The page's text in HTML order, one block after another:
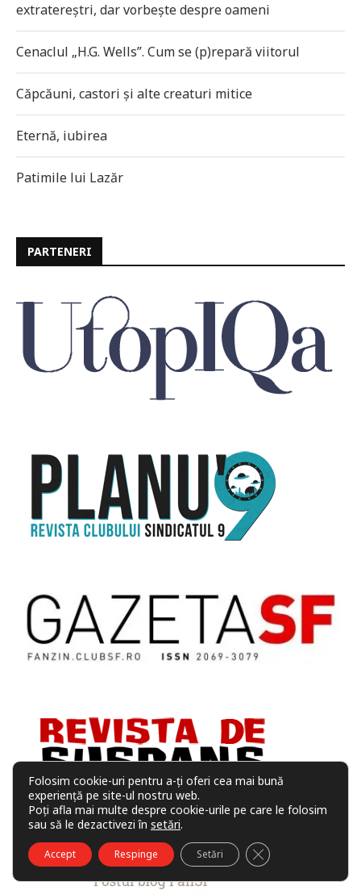
extratereștri, dar vorbește despre oameni
Cenaclul „H.G. Wells”. Cum se (p)repară viitorul
Căpcăuni, castori și alte creaturi mitice
Eternă, iubirea
Patimile lui Lazăr
PARTENERI
Folosim cookie-uri pentru a-ți oferi cea mai bună
experiență pe site-ul nostru web.
Poți afla mai multe despre cookie-urile pe care le folosim
sau să le dezactivezi în setări.
Accept Respinge Setări CLOSE GDPR